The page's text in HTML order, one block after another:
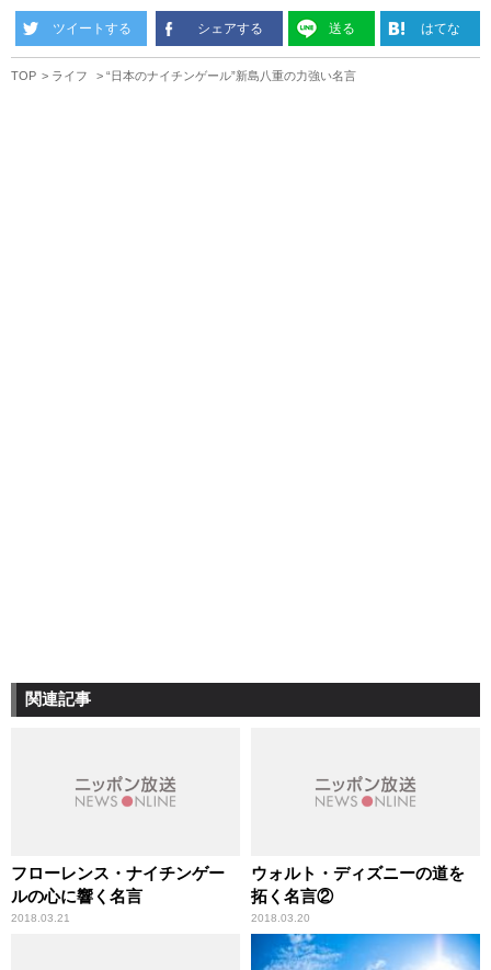
ツイートする シェアする 送る はてな
TOP ライフ “日本のナイチンゲール”新島八重の力強い名言
関連記事
フローレンス・ナイチンゲー
ルの心に響く名言
2018.03.21
ウォルト・ディズニーの道を
拓く名言②
2018.03.20